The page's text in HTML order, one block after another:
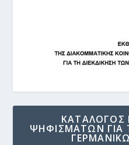
ΚΑΤΑΛΟΓΟΣ
ΨΗΦΙΣΜΑΤΩΝ ΓΙΑ